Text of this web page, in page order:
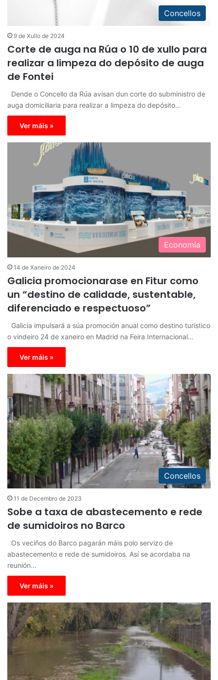
Concellos
9 de Xullo de 2024
Corte de auga na Rúa o 10 de xullo para
realizar a limpeza do depósito de auga
de Fontei
Dende o Concello da Rúa avisan dun corte do subministro de
auga domiciliaria para realizar a limpeza do depósito…
Ver máis »
Economía
14 de Xaneiro de 2024
Galicia promocionarase en Fitur como
un “destino de calidade, sustentable,
diferenciado e respectuoso”
Galicia impulsará a súa promoción anual como destino turístico
o vindeiro 24 de xaneiro en Madrid na Feira Internacional…
Ver máis »
Concellos
11 de Decembro de 2023
Sobe a taxa de abastecemento e rede
de sumidoiros no Barco
Os veciños do Barco pagarán máis polo servizo de
abastecemento e rede de sumidoiros. Así se acordaba na
reunión…
Ver máis »